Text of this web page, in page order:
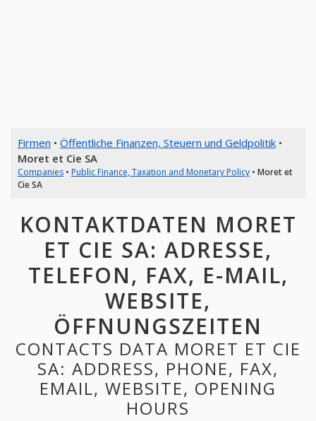
Firmen • Öffentliche Finanzen, Steuern und Geldpolitik•
Moret et Cie SA
Companies• Public Finance, Taxation and Monetary Policy• Moret et
Cie SA
KONTAKTDATEN MORET
ET CIE SA: ADRESSE,
TELEFON, FAX, E-MAIL,
WEBSITE,
ÖFFNUNGSZEITEN
CONTACTS DATA MORET ET CIE
SA: ADDRESS, PHONE, FAX,
EMAIL, WEBSITE, OPENING
HOURS